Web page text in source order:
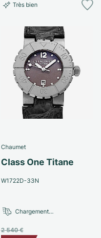
Très bien
Chaumet
Class One Titane
W1722D-33N
2 540 €
Chargement…